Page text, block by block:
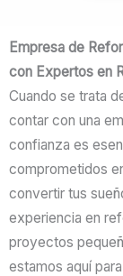
Empresa de
con Expertos en
Cuando se trata
contar con una
confianza es
comprometidos
convertir tus
experiencia en
proyectos
estamos aquí